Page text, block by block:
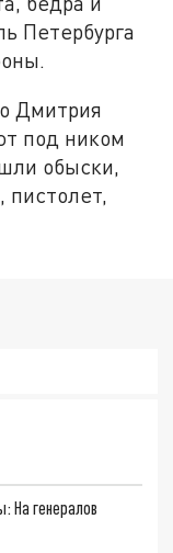
Петербурга
Дмитрия
под ником
обыски,
пистолет,
На генералов